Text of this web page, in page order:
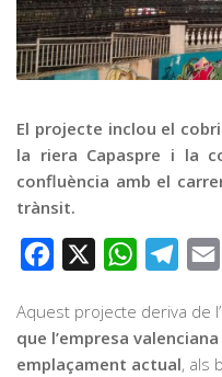
Publicitat
Contacte
El projecte inclou el
la riera Capaspre i la
confluència amb el
trànsit.
Facebook WhatsApp
Aquest projecte deriva de l’
que l’empresa
emplaçament actual, als